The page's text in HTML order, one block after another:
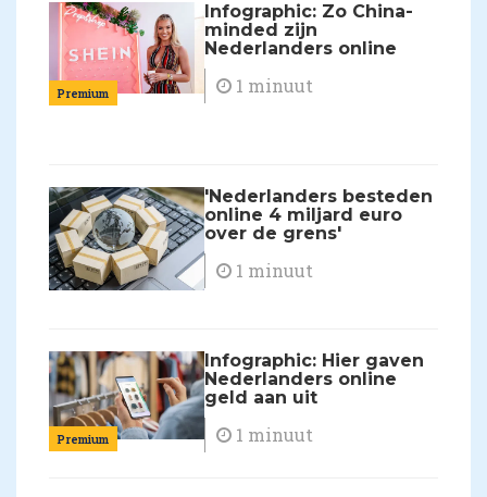
Premium
Infographic: Zo China-
minded zijn
Nederlanders online
1 minuut
'Nederlanders besteden
online 4 miljard euro
over de grens'
1 minuut
Premium
Infographic: Hier gaven
Nederlanders online
geld aan uit
1 minuut